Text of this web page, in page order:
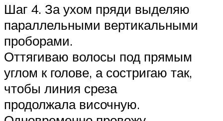
Шаг 4. За ухом пряди выделяю
параллельными вертикальными
проборами.
Оттягиваю волосы под прямым
углом к голове, а состригаю так,
чтобы линия среза
продолжала височную.